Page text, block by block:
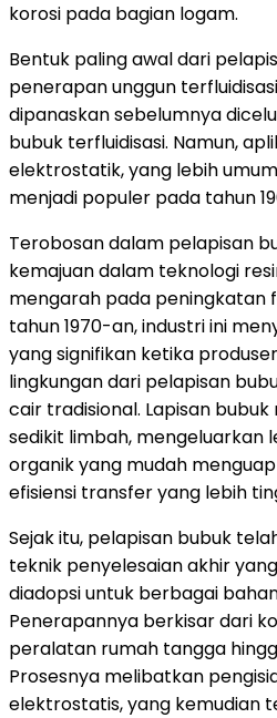
korosi pada bagian logam.
Bentuk paling awal dari
penerapan unggun
dipanaskan sebelumnya
bubuk terfluidisasi. Namun,
elektrostatik, yang lebih
menjadi populer pada tahun
Terobosan dalam pelapisan
kemajuan dalam teknologi
mengarah pada peningkatan
tahun 1970-an, industri ini
yang signifikan ketika
lingkungan dari pelapisan
cair tradisional. Lapisan
sedikit limbah, mengeluarkan
organik yang mudah
efisiensi transfer yang lebih
Sejak itu, pelapisan bubuk
teknik penyelesaian akhir
diadopsi untuk berbagai
Penerapannya berkisar dari
peralatan rumah tangga
Prosesnya melibatkan
elektrostatis, yang kemudian